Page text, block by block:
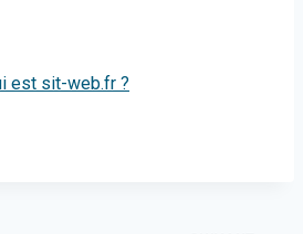
est sit-web.fr ?